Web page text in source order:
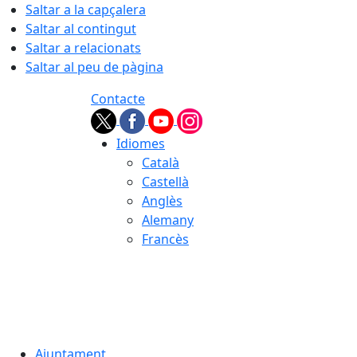
Saltar a la capçalera
Saltar al contingut
Saltar a relacionats
Saltar al peu de pàgina
Contacte
Idiomes
Català
Castellà
Anglès
Alemany
Francès